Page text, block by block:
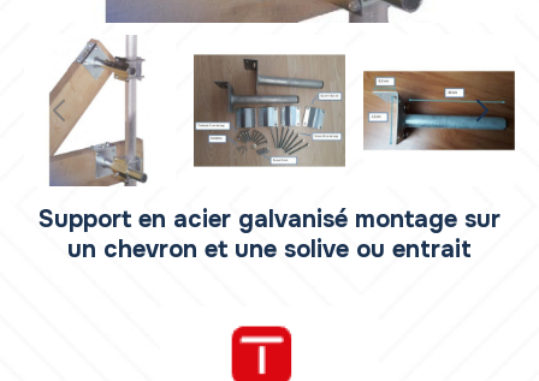
Support en acier galvanisé montage sur
un chevron et une solive ou entrait